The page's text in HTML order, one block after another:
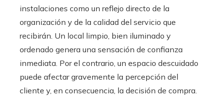
instalaciones como un reflejo directo de la
organización y de la calidad del servicio que
recibirán. Un local limpio, bien iluminado y
ordenado genera una sensación de confianza
inmediata. Por el contrario, un espacio descuidado
puede afectar gravemente la percepción del
cliente y, en consecuencia, la decisión de compra.